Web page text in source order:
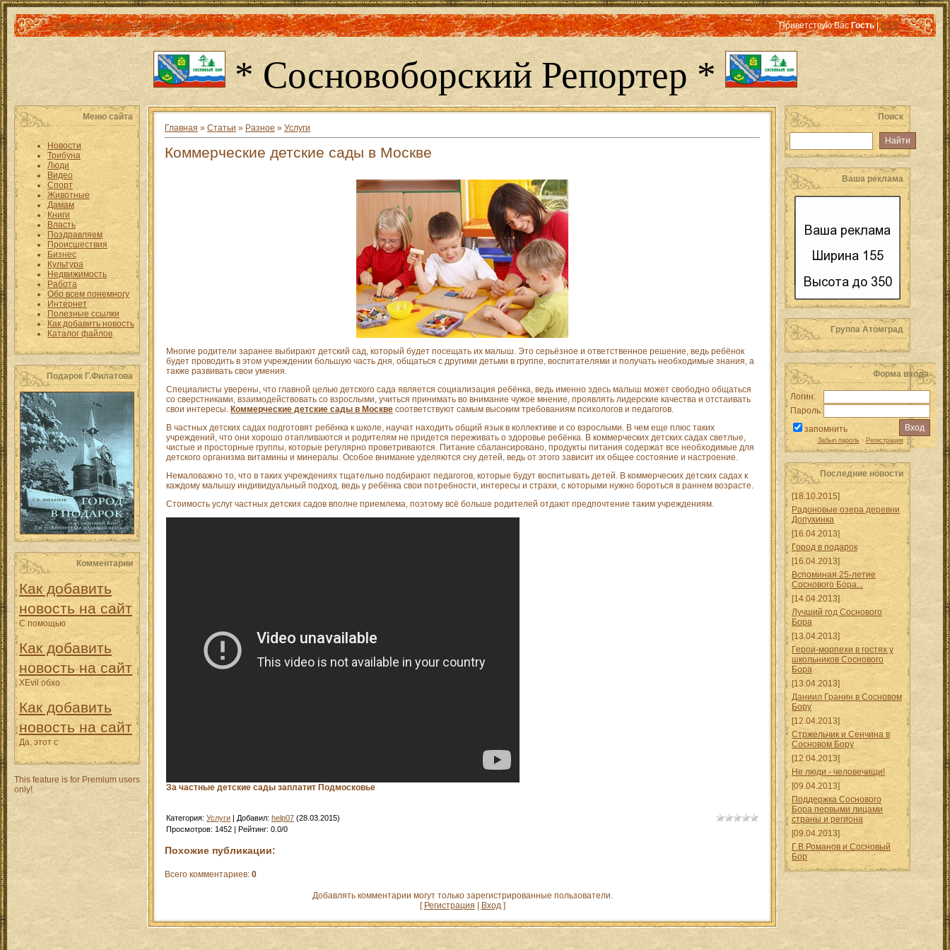
Главная|Каталог статей|Регистрация |Вход Приветствую Вас Гость|RSS
* Сосновоборский Репортер *
Меню сайта
Новости
Трибуна
Люди
Видео
Спорт
Животные
Дамам
Книги
Власть
Поздравляем
Происшествия
Бизнес
Культура
Недвижимость
Работа
Обо всем понемногу
Интернет
Полезные ссылки
Как добавить новость
Каталог файлов
Подарок Г.Филатова
Комментарии
Как добавить
новость на сайт
С помощью
Как добавить
новость на сайт
XEvil обхо
Как добавить
новость на сайт
Да, этот с
This feature is for Premium users
only!
Главная » Статьи » Разное » Услуги
Коммерческие детские сады в Москве
Многие родители заранее выбирают детский сад, который будет посещать их малыш. Это серьёзное и ответственное решение, ведь ребёнок
будет проводить в этом учреждении большую часть дня, общаться с другими детьми в группе, воспитателями и получать необходимые знания, а
также развивать свои умения.
Специалисты уверены, что главной целью детского сада является социализация ребёнка, ведь именно здесь малыш может свободно общаться
со сверстниками, взаимодействовать со взрослыми, учиться принимать во внимание чужое мнение, проявлять лидерские качества и отстаивать
свои интересы. Коммерческие детские сады в Москве соответствуют самым высоким требованиям психологов и педагогов.
В частных детских садах подготовят ребёнка к школе, научат находить общий язык в коллективе и со взрослыми. В чем еще плюс таких
учреждений, что они хорошо отапливаются и родителям не придется переживать о здоровье ребёнка. В коммерческих детских садах светлые,
чистые и просторные группы, которые регулярно проветриваются. Питание сбалансировано, продукты питания содержат все необходимые для
детского организма витамины и минералы. Особое внимание уделяются сну детей, ведь от этого зависит их общее состояние и настроение.
Немаловажно то, что в таких учреждениях тщательно подбирают педагогов, которые будут воспитывать детей. В коммерческих детских садах к
каждому малышу индивидуальный подход, ведь у ребёнка свои потребности, интересы и страхи, с которыми нужно бороться в раннем возрасте.
Стоимость услуг частных детских садов вполне приемлема, поэтому всё больше родителей отдают предпочтение таким учреждениям.
За частные детские сады заплатит Подмосковье
Категория: Услуги | Добавил: help07 (28.03.2015)
Просмотров: 1452 | Рейтинг: 0.0/0
Похожие публикации:
Всего комментариев: 0
Добавлять комментарии могут только зарегистрированные пользователи.
[ Регистрация Вход]
Поиск
Ваша реклама
Группа Атомград
Форма входа
Логин:
Пароль:
запомнить
Забыл пароль· Регистрация
Последние новости
[18.10.2015]
Радоновые озера деревни
Допухинка
[16.04.2013]
Город в подарок
[16.04.2013]
Вспоминая 25-летие
Соснового Бора...
[14.04.2013]
Лучший год Соснового
Бора
[13.04.2013]
Герои-морпехи в гостях у
школьников Соснового
Бора
[13.04.2013]
Даниил Гранин в Сосновом
Бору
[12.04.2013]
Стржельчик и Сенчина в
Сосновом Бору
[12.04.2013]
Не люди - человечищи!
[09.04.2013]
Поддержка Соснового
Бора первыми лицами
страны и региона
[09.04.2013]
Г.В.Романов и Сосновый
Бор